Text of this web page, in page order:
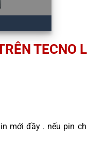
TECNO
mới đầy . nếu pin